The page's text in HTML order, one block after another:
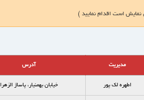
نمایش است اقدام نمایید )
مدیریت آدرس
اطهره لک پور خيابان بهمنيار، پاساژ الزهرا